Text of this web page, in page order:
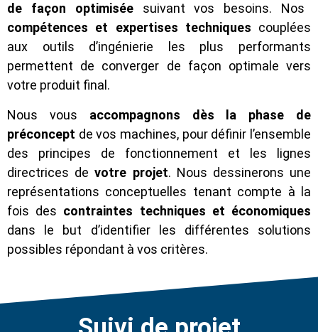
de façon optimiséesuivant vos besoins. Nos
compétences et expertises techniques couplées
aux outils d’ingénierie les plus performants
permettent de converger de façon optimale vers
votre produit final.
Nous vous accompagnons dès la
phase de
préconcept de vos machines, pour définir l’ensemble
des principes de fonctionnement et les lignes
directrices devotre projet. Nous dessinerons une
représentations conceptuelles tenant compte à la
fois des contraintes techniques et économiques
dans le but d’identifier les différentes solutions
possibles répondant à vos critères.